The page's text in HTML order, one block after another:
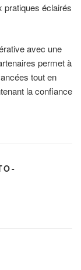
pratiques éclairés
avec une
permet à
tout en
la confiance